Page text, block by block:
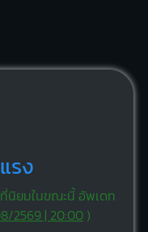
รง
นิยมในขณะนี้ อัพเดท
2569 | 20:00)